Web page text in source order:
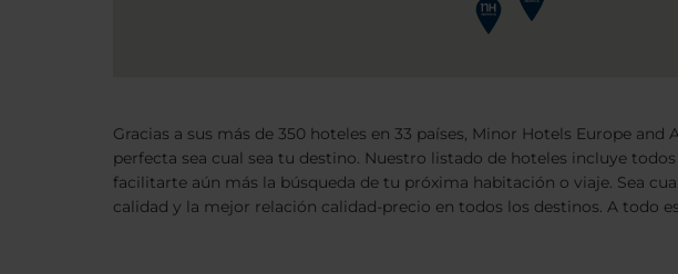
Gracias a sus más de 350 hoteles en 33 países, Minor Hotels Europe
perfecta sea cual sea tu destino. Nuestro listado de hoteles incluye
facilitarte aún más la búsqueda de tu próxima habitación o viaje. Sea
calidad y la mejor relación calidad-precio en todos los destinos. A todo